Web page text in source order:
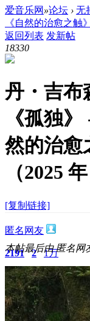
爱音乐网 »论坛 › 无
《自然的治愈之触
返回列表 发新帖
18330
丹・吉布
《孤独
然的治愈
（2025
[复制链接]
匿名网友
2191
主题
2
回帖
1万
积分
积分
11873
本帖最后由 匿名网